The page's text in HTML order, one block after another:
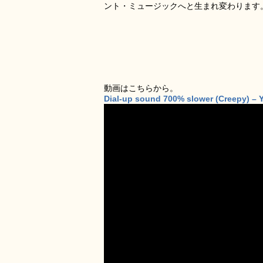
ント・ミュージックへと生まれ変わります。
動画はこちらから。
Dial-up sound 700% slower (Creepy) –